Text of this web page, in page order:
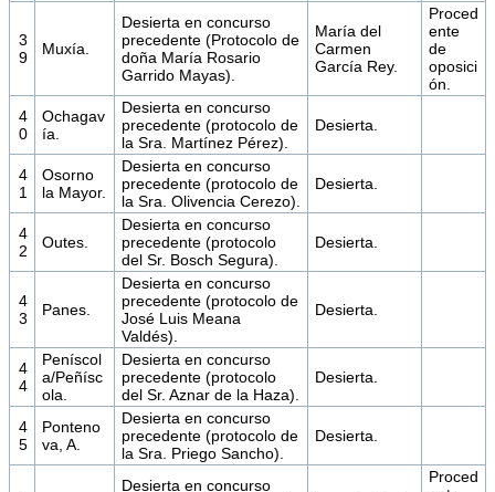
3
9
Muxía.
Desierta en concurso
precedente (Protocolo de
doña María Rosario
Garrido Mayas).
María del
Carmen
García Rey.
Proced
ente
de
oposici
ón.
4
0
Ochagav
ía.
Desierta en concurso
precedente (protocolo de
la Sra. Martínez Pérez).
Desierta.
4
1
Osorno
la Mayor.
Desierta en concurso
precedente (protocolo de
la Sra. Olivencia Cerezo).
Desierta.
4
2
Outes.
Desierta en concurso
precedente (protocolo
del Sr. Bosch Segura).
Desierta.
4
3
Panes.
Desierta en concurso
precedente (protocolo de
José Luis Meana
Valdés).
Desierta.
4
4
Peníscol
a/Peñísc
ola.
Desierta en concurso
precedente (protocolo
del Sr. Aznar de la Haza).
Desierta.
4
5
Ponteno
va, A.
Desierta en concurso
precedente (protocolo de
la Sra. Priego Sancho).
Desierta.
Desierta en concurso
Proced